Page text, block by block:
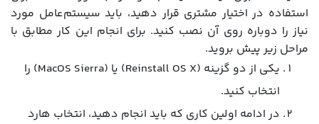
استفاده در اختیار مشتری قرار دهید، باید سیستم‌عامل مورد
نیاز را دوباره روی آن نصب کنید. برای انجام این کار مطابق با
مراحل زیر پیش بروید.
یکی از دو گزینه (Reinstall OS X) یا (MacOS Sierra) را
انتخاب کنید.
در ادامه اولین کاری که باید انجام دهید، انتخاب هارد